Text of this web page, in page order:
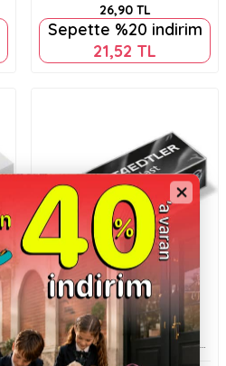
26,90TL
Sepette %20 indirim
21,52 TL
Staedtler
Staedtler Rasoplast Siyah Silgi
(65X23X13 Mm) 526 B20-9